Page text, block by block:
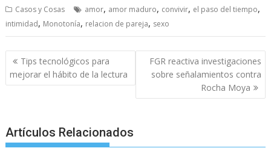
e
b
o
o
itt
er
ai
l
at
s
A
p
ss
e
n
g
er
y
p
e
e
gr
a
m
ar
e
Casos y Cosas amor, amor maduro, convivir, el paso del tiempo,
intimidad, Monotonía, relacion de pareja, sexo
Post
navigation
Tips tecnológicos para
mejorar el hábito de la lectura
FGR reactiva investigaciones
sobre señalamientos contra
Rocha Moya
Artículos Relacionados